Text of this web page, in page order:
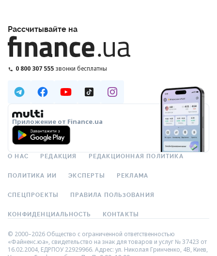
Рассчитывайте на
0 800 307 555 звонки бесплатны
Приложение от Finance.ua
О НАС РЕДАКЦИЯ РЕДАКЦИОННАЯ ПОЛИТИКА
ПОЛИТИКА ИИ ЭКСПЕРТЫ РЕКЛАМА
СПЕЦПРОЕКТЫ ПРАВИЛА ПОЛЬЗОВАНИЯ
КОНФИДЕНЦИАЛЬНОСТЬ КОНТАКТЫ
© 2000–2026 Общество с ограниченной ответственностью
«Файненс.юа», свидетельство на знак для товаров и услуг № 37423 от
16.02.2004, ЕДРПОУ 22929966. Адрес: ул. Николая Гринченко, 4В, Киев,